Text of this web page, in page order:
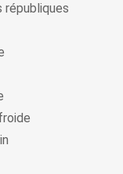
républiques